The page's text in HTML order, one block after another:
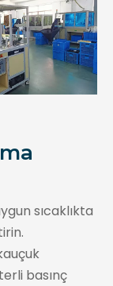
sıcaklıkta
basınç